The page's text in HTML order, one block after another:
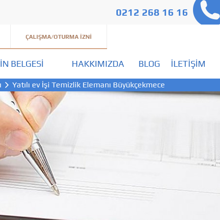
ÇALIŞMA/OTURMA İZNI
0212 268 16 16
BELGESI HAKKIMIZDA BLOG İLETIŞIM
Yatılı ev İşi Temizlik Elemanı Büyükçekmece